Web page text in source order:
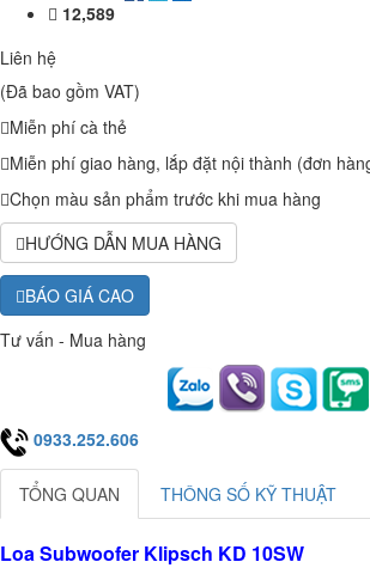
12,589
Liên hệ
(Đã bao gồm VAT)
Miễn phí cà thẻ
Miễn phí giao hàng, lắp đặt nội thành (đơn
Chọn màu sản phẩm trước khi mua hàng
HƯỚNG DẪN MUA HÀNG
BÁO GIÁ CAO
Tư vấn - Mua hàng
0933.252.606
TỔNG QUAN THÔNG SỐ KỸ THUẬT
Loa Subwoofer Klipsch KD 10SW